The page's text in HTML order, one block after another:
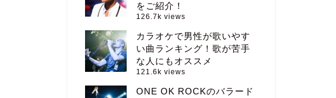
をご紹介！
126.7k views
カラオケで男性が歌いやす
い曲ランキング！歌が苦手
な人にもオススメ
121.6k views
ONE OK ROCKのバラード